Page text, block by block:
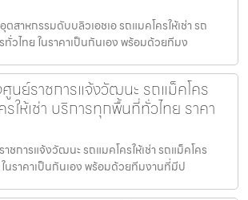
ตสาหกรรมดับบลิวเอชเอ รถแมคโครให้เช่า รถ
ทั่วไทย ในราคาเป็นกันเอง พร้อมด้วยทีมง
นย์ราชการแจ้งวัฒนะ รถแม็คโคร
ให้เช่า บริการทุกพื้นที่ทั่วไทย ราคา
ชการแจ้งวัฒนะ รถแมคโครให้เช่า รถแม็คโคร
นราคาเป็นกันเอง พร้อมด้วยทีมงานที่มีป